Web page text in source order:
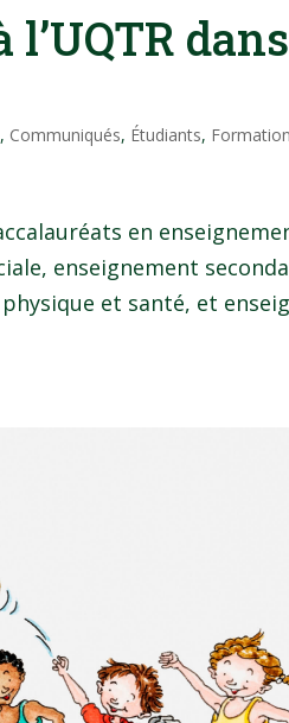
, Communiqués, Étudiants, Formation
en
enseignement
et santé, et